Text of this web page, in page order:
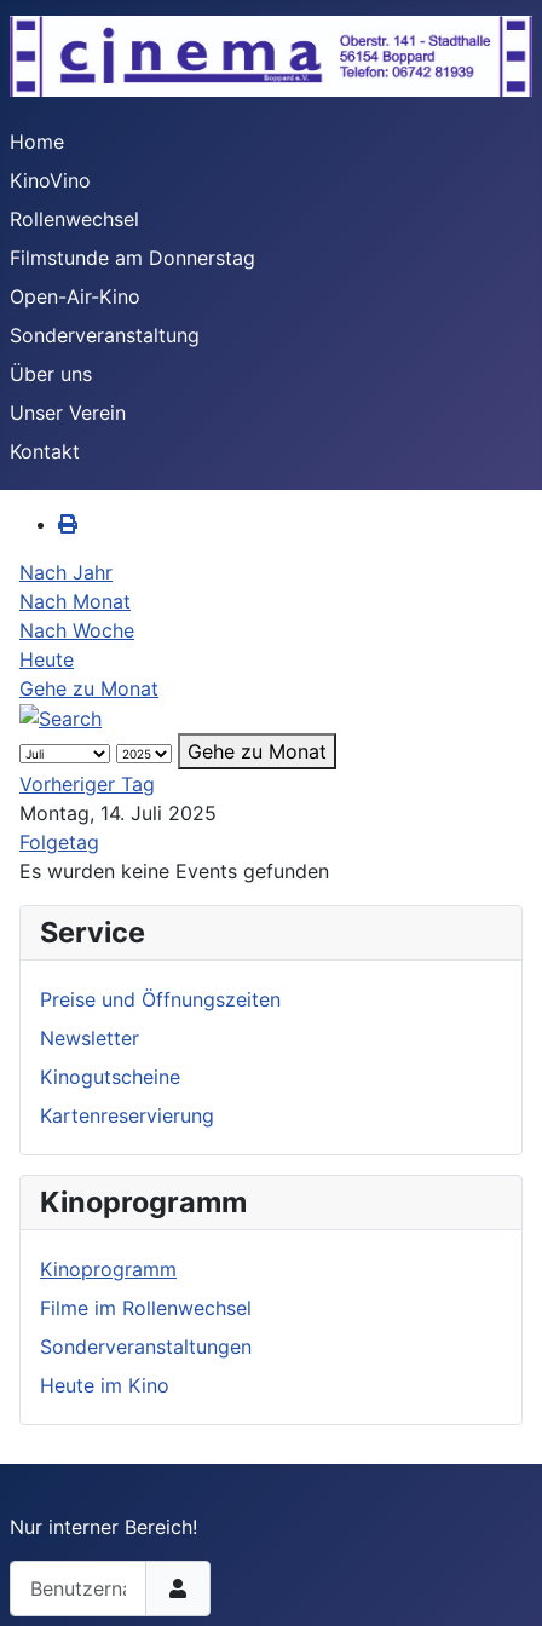
Home
KinoVino
Rollenwechsel
Filmstunde am Donnerstag
Open-Air-Kino
Sonderveranstaltung
Über uns
Unser Verein
Kontakt
Nach Jahr
Nach Monat
Nach Woche
Heute
Gehe zu Monat
Gehe zu Monat
Vorheriger Tag
Montag, 14. Juli 2025
Folgetag
Es wurden keine Events gefunden
Service
Preise und Öffnungszeiten
Newsletter
Kinogutscheine
Kartenreservierung
Kinoprogramm
Kinoprogramm
Filme im Rollenwechsel
Sonderveranstaltungen
Heute im Kino
Nur interner Bereich!